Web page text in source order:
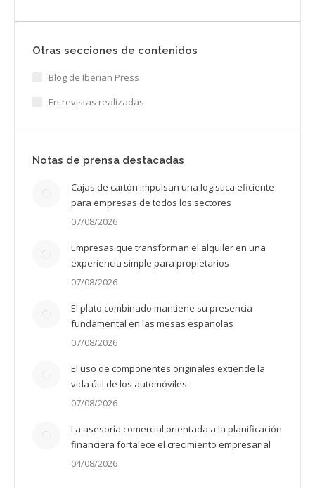
Otras secciones de contenidos
Blog de Iberian Press
Entrevistas realizadas
Notas de prensa destacadas
Cajas de cartón impulsan una logística eficiente
para empresas de todos los sectores
07/08/2026
Empresas que transforman el alquiler en una
experiencia simple para propietarios
07/08/2026
El plato combinado mantiene su presencia
fundamental en las mesas españolas
07/08/2026
El uso de componentes originales extiende la
vida útil de los automóviles
07/08/2026
La asesoría comercial orientada a la planificación
financiera fortalece el crecimiento empresarial
04/08/2026